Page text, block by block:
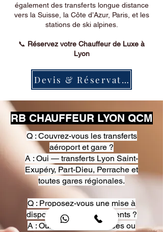
également des transferts longue distance
vers la Suisse, la Côte d’Azur, Paris, et les
stations de ski alpines.
📞 Réservez votre Chauffeur de Luxe à
Lyon
Devis & Réservation
RB CHAUFFEUR LYON QCM
Q : Couvrez-vous les transferts
aéroport et gare ?
A : Oui — transferts Lyon Saint-
Exupéry, Part-Dieu, Perrache et
toutes gares régionales.
Q : Proposez-vous une mise à
disposition pour événements ?
A : Oui — heures, journées ou